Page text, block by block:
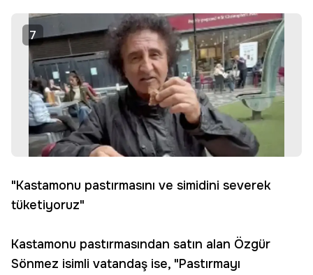
7
"Kastamonu pastırmasını ve simidini severek
tüketiyoruz"
Kastamonu pastırmasından satın alan Özgür
Sönmez isimli vatandaş ise, "Pastırmayı